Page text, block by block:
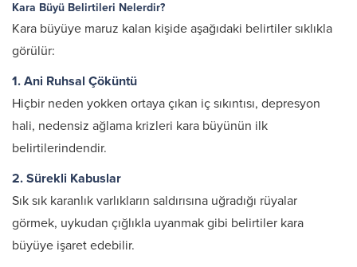
Kara Büyü Belirtileri Nelerdir?
Kara büyüye maruz kalan kişide aşağıdaki belirtiler sıklıkla
görülür:
1. Ani Ruhsal Çöküntü
Hiçbir neden yokken ortaya çıkan iç sıkıntısı, depresyon
hali, nedensiz ağlama krizleri kara büyünün ilk
belirtilerindendir.
2. Sürekli Kabuslar
Sık sık karanlık varlıkların saldırısına uğradığı rüyalar
görmek, uykudan çığlıkla uyanmak gibi belirtiler kara
büyüye işaret edebilir.